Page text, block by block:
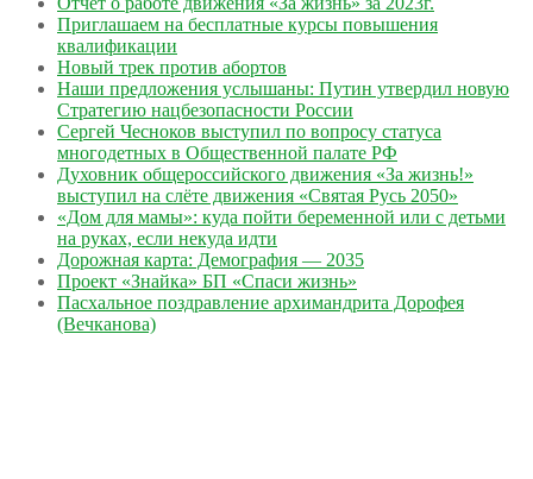
Приглашаем на бесплатные курсы повышения
квалификации
Новый трек против абортов
Наши предложения услышаны: Путин утвердил новую
Стратегию нацбезопасности России
Сергей Чесноков выступил по вопросу статуса
многодетных в Общественной палате РФ
Духовник общероссийского движения «За жизнь!»
выступил на слёте движения «Святая Русь 2050»
«Дом для мамы»: куда пойти беременной или с детьми
на руках, если некуда идти
Дорожная карта: Демография — 2035
Проект «Знайка» БП «Спаси жизнь»
Пасхальное поздравление архимандрита Дорофея
(Вечканова)